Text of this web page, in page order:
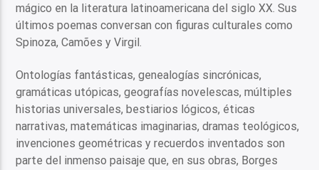
mágico en la literatura latinoamericana del siglo XX. Sus
últimos poemas conversan con figuras culturales como
Spinoza, Camões y Virgil.
Ontologías fantásticas, genealogías sincrónicas,
gramáticas utópicas, geografías novelescas, múltiples
historias universales, bestiarios lógicos, éticas
narrativas, matemáticas imaginarias, dramas teológicos,
invenciones geométricas y recuerdos inventados son
parte del inmenso paisaje que, en sus obras, Borges